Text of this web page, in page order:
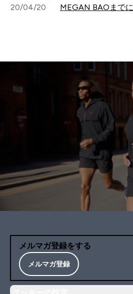
20/04/20 MEGAN BAOまでに
メルマガ登録をする
メルマガ登録